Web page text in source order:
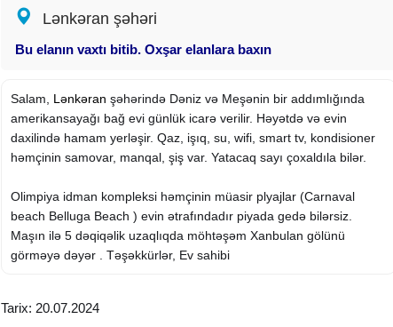
Lənkəran şəhəri
Bu elanın vaxtı bitib. Oxşar elanlara baxın
Salam, Lənkəran şəhərində Dəniz və Meşənin bir addımlığında
amerikansayağı bağ evi günlük icarə verilir. Həyətdə və evin
daxilində hamam yerləşir. Qaz, işıq, su, wifi, smart tv, kondisioner
həmçinin samovar, manqal, şiş var. Yatacaq sayı çoxaldıla bilər.
Olimpiya idman kompleksi həmçinin müasir plyajlar (Carnaval
beach Belluga Beach ) evin ətrafındadır piyada gedə bilərsiz.
Maşın ilə 5 dəqiqəlik uzaqlıqda möhtəşəm Xanbulan gölünü
görməyə dəyər . Təşəkkürlər, Ev sahibi
leqal olaraq fəaliyyətdədir. Məhəllə kamera nəzarətindədir.
Tarix: 20.07.2024